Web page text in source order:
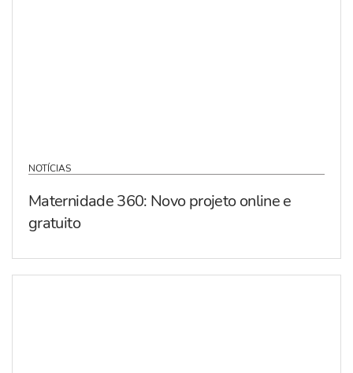
NOTÍCIAS
Maternidade 360: Novo projeto online e
gratuito